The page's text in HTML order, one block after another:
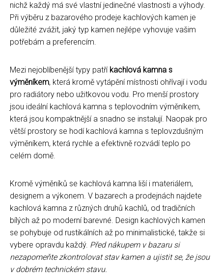
nichž každý má své vlastní jedinečné vlastnosti a výhody.
Při výběru z bazarového prodeje kachlových kamen je
důležité zvážit, jaký typ kamen nejlépe vyhovuje vašim
potřebám a preferencím.
Mezi nejoblíbenější typy patří kachlová kamna s
výměníkem, která kromě vytápění místnosti ohřívají i vodu
pro radiátory nebo užitkovou vodu. Pro menší prostory
jsou ideální kachlová kamna s teplovodním výměníkem,
která jsou kompaktnější a snadno se instalují. Naopak pro
větší prostory se hodí kachlová kamna s teplovzdušným
výměníkem, která rychle a efektivně rozvádí teplo po
celém domě.
Kromě výměníků se kachlová kamna liší i materiálem,
designem a výkonem. V bazarech a prodejnách najdete
kachlová kamna z různých druhů kachlů, od tradičních
bílých až po moderní barevné. Design kachlových kamen
se pohybuje od rustikálních až po minimalistické, takže si
vybere opravdu každý. Před nákupem v bazaru si
nezapomeňte zkontrolovat stav kamen a ujistit se, že jsou
v dobrém technickém stavu.